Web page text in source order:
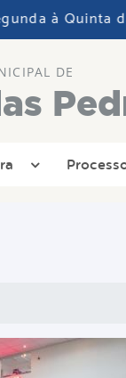
à Quinta das
DE